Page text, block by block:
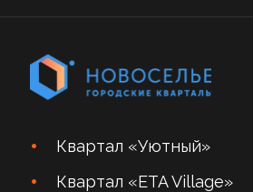
Квартал «Уютный»
Квартал «ETA Village»